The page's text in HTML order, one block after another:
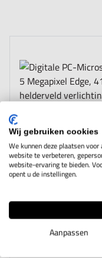
Wij gebruiken cookies
We kunnen deze plaatsen
website te verbeteren,
website-ervaring te bieden.
opent u de instellingen.
Aanpassen